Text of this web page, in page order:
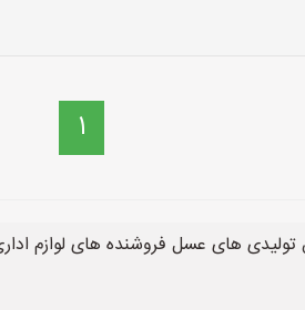
1
های عسل فروشنده های لوازم